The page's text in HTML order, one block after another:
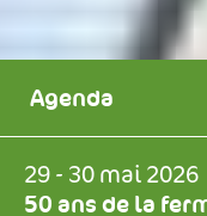
Agenda
29 - 30 mai 2026
50 ans de la